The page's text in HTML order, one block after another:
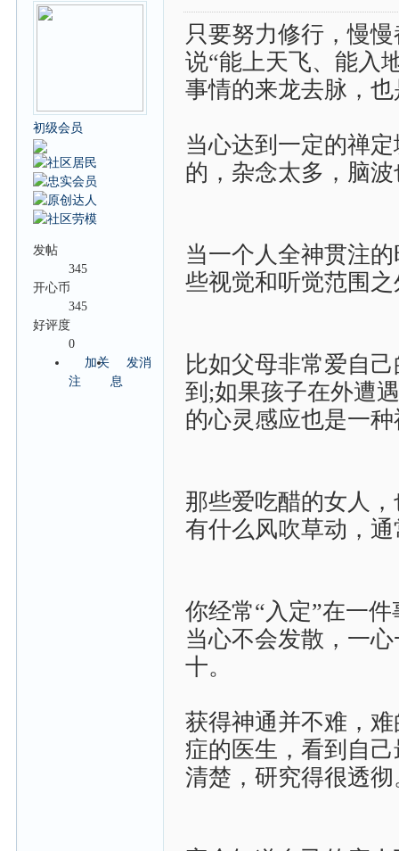
初级会员
发帖
345
开心币
345
好评度
0
加关
注
发消
息
只要努力修行，慢
说“能上天飞、能入
事情的来龙去脉，
当心达到一定的禅
的，杂念太多，脑
当一个人全神贯注
些视觉和听觉范围
比如父母非常爱自
到;如果孩子在外遭
的心灵感应也是一
那些爱吃醋的女人
有什么风吹草动，
你经常“入定”在一
当心不会发散，一
十。
获得神通并不难，
症的医生，看到自
清楚，研究得很透彻